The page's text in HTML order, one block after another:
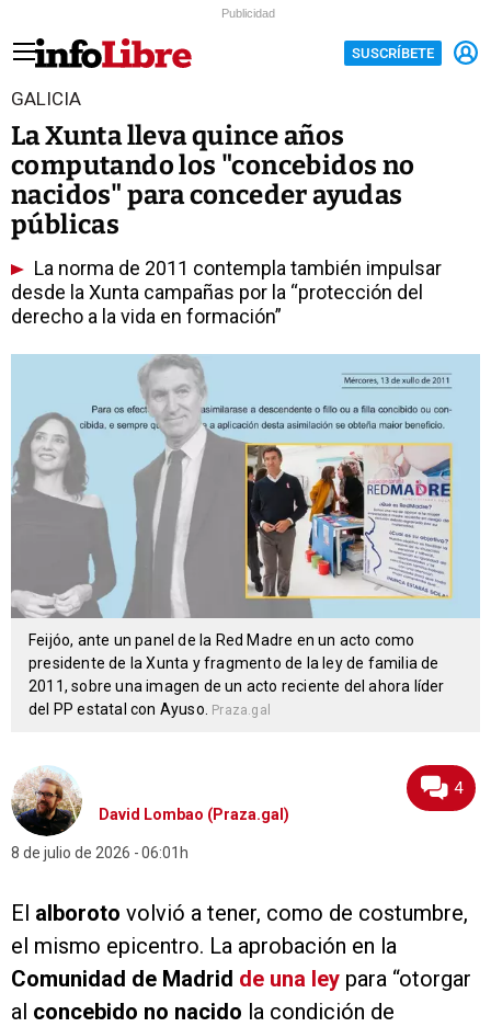
Publicidad
SUSCRÍBETE
GALICIA
La Xunta lleva quince años
computando los "concebidos no
nacidos" para conceder ayudas
públicas
La norma de 2011 contempla también impulsar
desde la Xunta campañas por la “protección del
derecho a la vida en formación”
Feijóo, ante un panel de la Red Madre en un acto como
presidente de la Xunta y fragmento de la ley de familia de
2011, sobre una imagen de un acto reciente del ahora líder
del PP estatal con Ayuso.
Praza.gal
David Lombao (Praza.gal)
8 de julio de 2026 06:01h
4
El alboroto volvió a tener, como de costumbre,
el mismo epicentro. La aprobación en la
Comunidad de Madrid de una ley para “otorgar
al concebido no nacido la condición de